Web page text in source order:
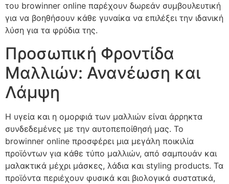
του browinner online παρέχουν δωρεάν συμβουλευτική
για να βοηθήσουν κάθε γυναίκα να επιλέξει την ιδανική
λύση για τα φρύδια της.
Προσωπική Φροντίδα
Μαλλιών: Ανανέωση και
Λάμψη
Η υγεία και η ομορφιά των μαλλιών είναι άρρηκτα
συνδεδεμένες με την αυτοπεποίθησή μας. Το
browinner online προσφέρει μια μεγάλη ποικιλία
προϊόντων για κάθε τύπο μαλλιών, από σαμπουάν και
μαλακτικά μέχρι μάσκες, λάδια και styling products. Τα
προϊόντα περιέχουν φυσικά και βιολογικά συστατικά,